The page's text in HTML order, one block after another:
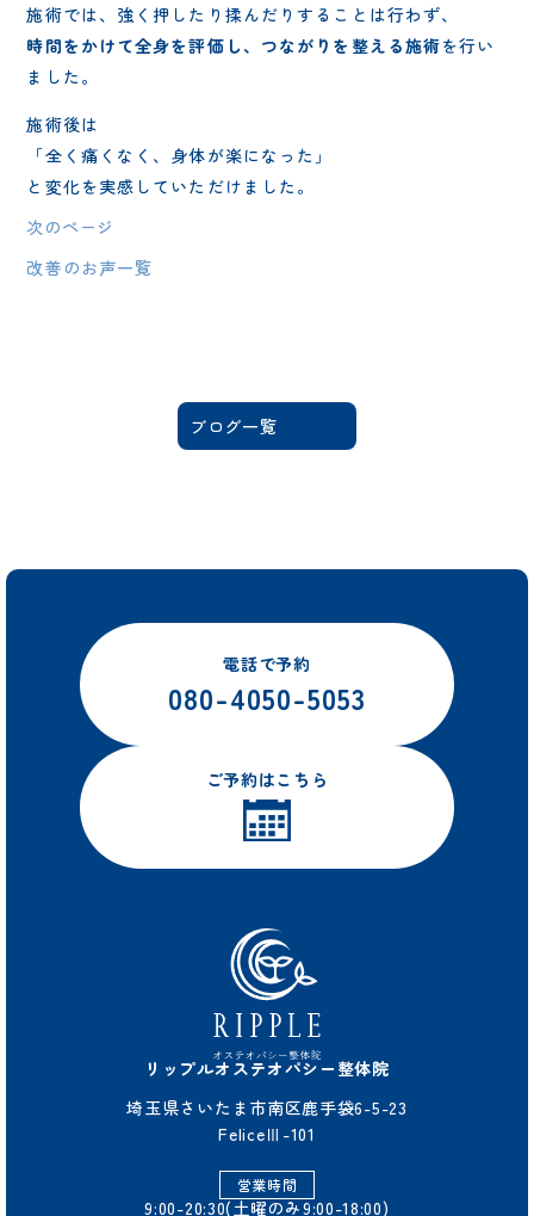
施術では、強く押したり揉んだりすることは行わず、
時間をかけて全身を評価し、つながりを整える施術を行い
ました。
施術後は
「全く痛くなく、身体が楽になった」
と変化を実感していただけました。
次のページ
改善のお声一覧
ブログ一覧
電話で予約
080-4050-5053
ご予約はこちら
リップルオステオパシー整体院
埼玉県さいたま市南区鹿手袋6-5-23
FeliceⅢ-101
営業時間
9:00-20:30(土曜のみ9:00-18:00)